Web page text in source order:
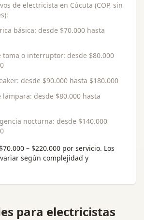
de electricista en Cúcuta (COP, sin
básica: desde $70.000 hasta
toma o interruptor: desde $80.000
: desde $90.000 hasta $180.000
lámpara: desde $80.000 hasta
nocturna: desde $140.000
$70.000 – $220.000 por servicio. Los
según complejidad y
para electricistas